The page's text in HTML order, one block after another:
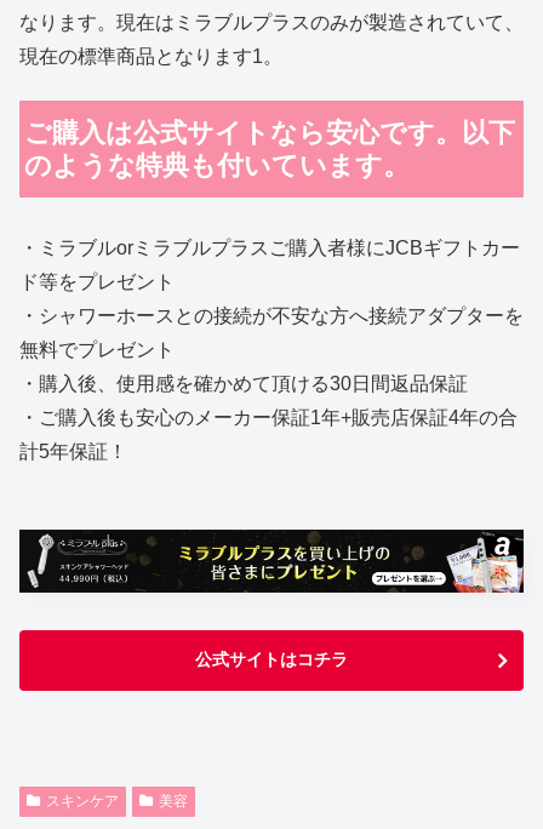
なります。現在はミラブルプラスのみが製造されていて、
現在の標準商品となります1。
ご購入は公式サイトなら安心です。以下
のような特典も付いています。
・ミラブルorミラブルプラスご購入者様にJCBギフトカー
ド等をプレゼント
・シャワーホースとの接続が不安な方へ接続アダプターを
無料でプレゼント
・購入後、使用感を確かめて頂ける30日間返品保証
・ご購入後も安心のメーカー保証1年+販売店保証4年の合
計5年保証！
公式サイトはコチラ
スキンケア 美容